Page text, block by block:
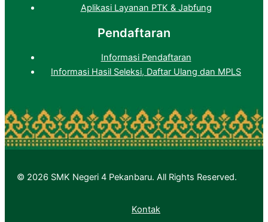
Aplikasi Layanan PTK & Jabfung
Pendaftaran
Informasi Pendaftaran
Informasi Hasil Seleksi, Daftar Ulang dan MPLS
© 2026 SMK Negeri 4 Pekanbaru. All Rights Reserved.
Kontak